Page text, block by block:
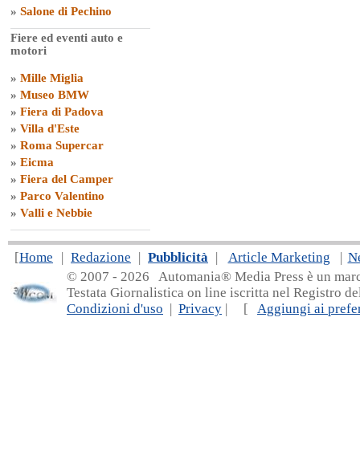
» Salone di Pechino
Fiere ed eventi auto e
motori
» Mille Miglia
» Museo BMW
» Fiera di Padova
» Villa d'Este
» Roma Supercar
» Eicma
» Fiera del Camper
» Parco Valentino
» Valli e Nebbie
[Home | Redazione | Pubblicità | Article Marketing |
© 2007 - 2026 Automania® Media Press è un
Testata Giornalistica on line iscritta nel Registro
Condizioni d'uso | Privacy | [ Aggiungi ai